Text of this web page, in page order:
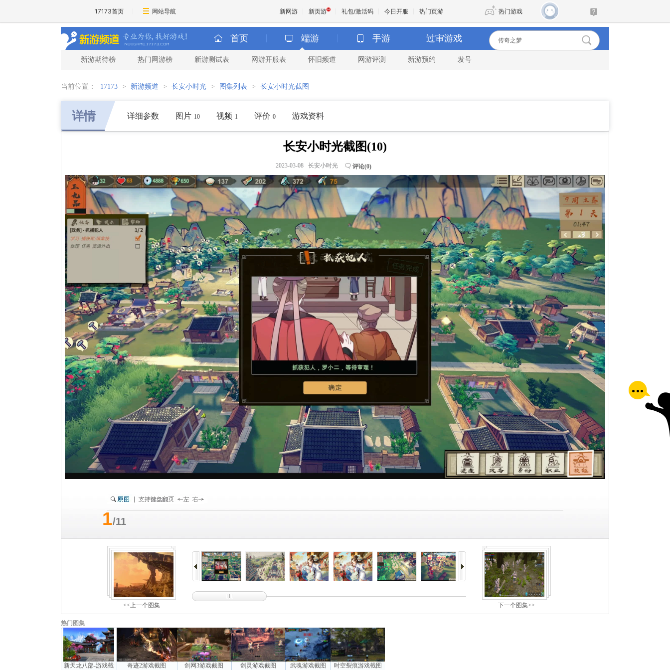
17173首页 网站导航 新网游 新页游 礼包/激活码 今日开服 热门页游 热门游戏
魔兽 DNF
首页 端游 手游 过审游戏
新游期待榜 热门网游榜 新游测试表 网游开服表 怀旧频道 网游评测 新游预约 发号
当前位置： 17173 > 新游频道 > 长安小时光 > 图集列表 > 长安小时光截图
详情 详细参数 图片 10 视频 1 评价 0 游戏资料
长安小时光截图(10)
评论(0)
2023-03-08 长安小时光
1/11
<<上一个图集 下一个图集>>
热门图集
新天龙八部-游戏截 奇迹2游戏截图 剑网3游戏截图 剑灵游戏截图 武魂游戏截图 时空裂痕游戏截图